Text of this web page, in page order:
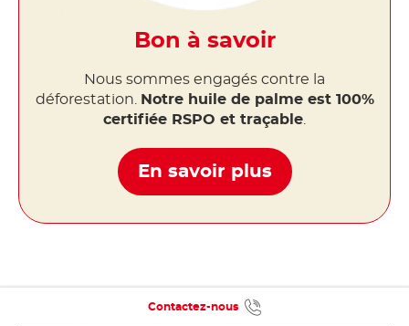
Bon à savoir
Nous sommes engagés contre la
déforestation.
Notre huile de palme est 100%
certifiée RSPO et traçable
En savoir plus
Contactez-nous